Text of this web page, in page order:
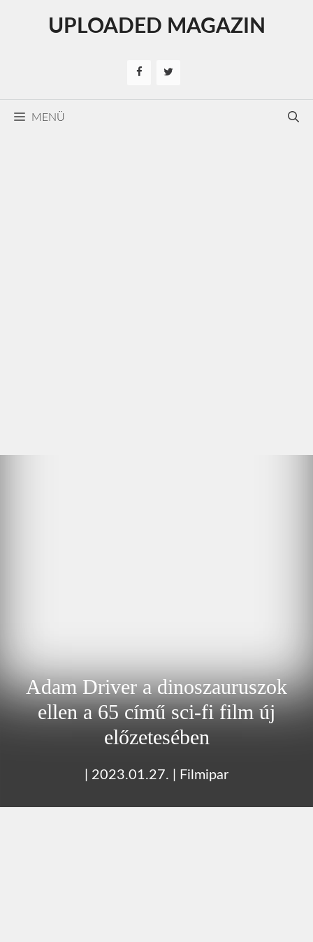
UPLOADED MAGAZIN
MENÜ
Adam Driver a dinoszauruszok
ellen a 65 című sci-fi film új
előzetesében
2023.01.27. Filmipar